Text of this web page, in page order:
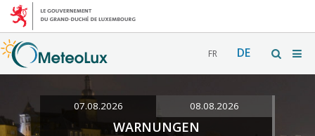
FR DE
07.08.2026 08.08.2026
WARNUNGEN